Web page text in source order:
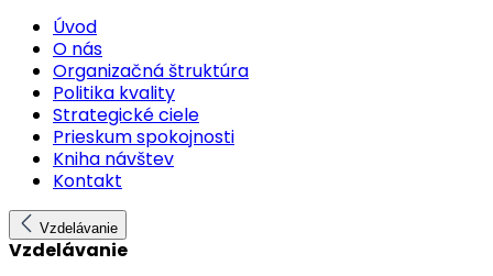
Úvod
O nás
Organizačná štruktúra
Politika kvality
Strategické ciele
Prieskum spokojnosti
Kniha návštev
Kontakt
Vzdelávanie
Vzdelávanie